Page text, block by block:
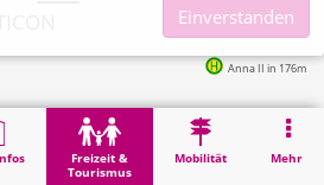
Freizeit &
Tourismus
Mobilität Mehr
Anna II in 176m
Alsdorf, ENERGETICON
Einverstanden